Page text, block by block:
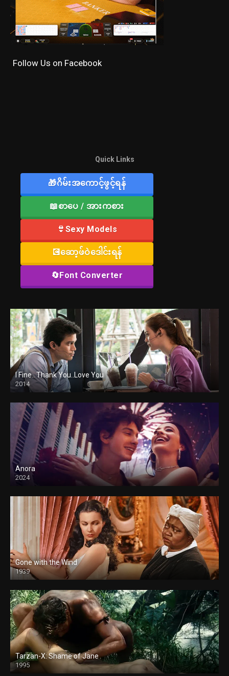
Follow Us on Facebook
Quick Links
🎁ဂိမ်းအကောင့်ဖွင့်ရန်
📖စာပေ / အားကစား
👙Sexy Models
💽ဆော့ဖ်ဝဲဒေါင်းရန်
🔄Font Converter
I Fine.. Thank You..Love You
2014
Anora
2024
Gone with the Wind
1939
Tarzan-X: Shame of Jane
1995